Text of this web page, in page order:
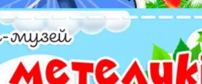
(ранній вік)